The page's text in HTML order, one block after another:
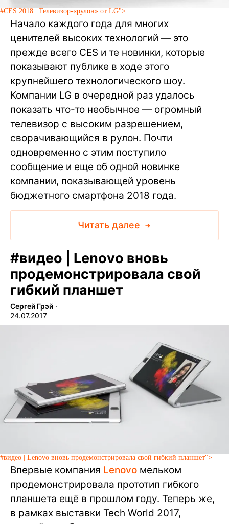
#CES 2018 | Телевизор-«рулон» от LG">
Начало каждого года для многих
ценителей высоких технологий — это
прежде всего CES и те новинки, которые
показывают публике в ходе этого
крупнейшего технологического шоу.
Компании LG в очередной раз удалось
показать что-то необычное — огромный
телевизор с высоким разрешением,
сворачивающийся в рулон. Почти
одновременно с этим поступило
сообщение и еще об одной новинке
компании, показывающей уровень
бюджетного смартфона 2018 года.
Читать далее
#видео | Lenovo вновь
продемонстрировала свой
гибкий планшет
Сергей Грэй ∙
24.07.2017
#видео | Lenovo вновь продемонстрировала свой гибкий планшет">
Впервые компания Lenovo мельком
продемонстрировала прототип гибкого
планшета ещё в прошлом году. Теперь же,
в рамках выставки Tech World 2017,